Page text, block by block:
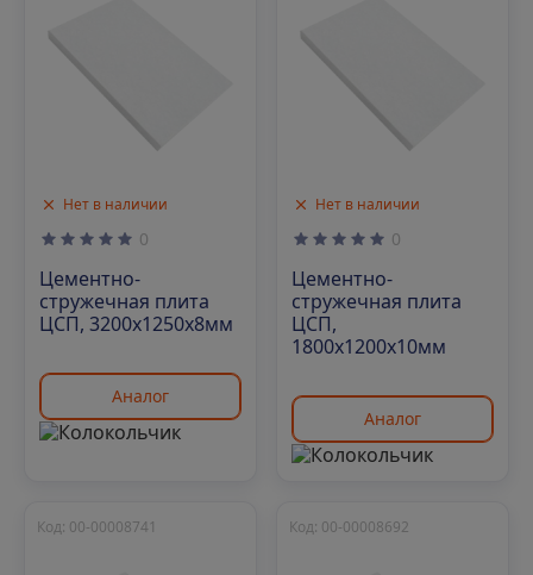
Нет в наличии
0
Цементно-
стружечная плита
ЦСП, 3200х1250х8мм
Аналог
Нет в наличии
0
Цементно-
стружечная плита
ЦСП,
1800х1200х10мм
Аналог
Код: 00-00008741 Код: 00-00008692